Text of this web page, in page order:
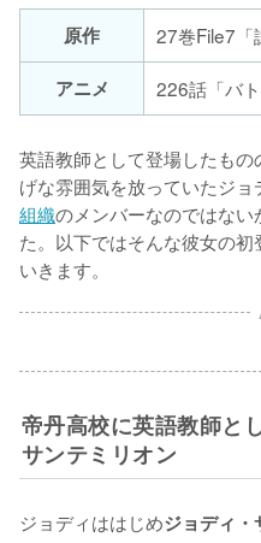
原作
27巻File7「
アニメ
226話「バ
英語教師として登場したも
げな雰囲気を放っていたジョ
組織のメンバーなのではな
た。以下ではそんな彼女の
いきます。
帝丹高校に英語教師と
サンテミリオン
ジョディははじめジョディ・